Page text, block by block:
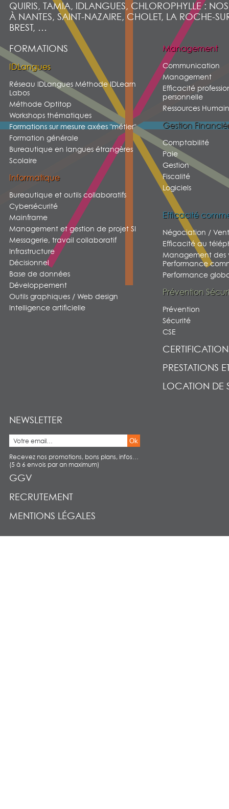
QUIRIS, TAMIA, IDLANGUES, CHLOROPHYLLE :
À NANTES, SAINT-NAZAIRE, CHOLET, LA ROCHE-
BREST, …
FORMATIONS
IDLangues
Réseau IDLangues Méthode IDLearn
Labos
Méthode Optitop
Workshops thématiques
Formations sur mesure axées "métier"
Formation générale
Bureautique en langues étrangères
Scolaire
Informatique
Bureautique et outils collaboratifs
Cybersécurité
Mainframe
Management et gestion de projet SI
Messagerie, travail collaboratif
Infrastructure
Décisionnel
Base de données
Développement
Outils graphiques / Web design
Intelligence artificielle
Management
Communication
Management
Efficacité
personnelle
Ressources
Gestion
Comptabilité
Paie
Gestion
Fiscalité
Logiciels
Efficacité
Négociation /
Efficacité au
Management des
Performance
Performance
Prévention
Prévention
Sécurité
CSE
PRESTATIONS
LOCATION DE
NEWSLETTER
Ok
Recevez nos promotions, bons plans, infos…
(5 à 6 envois par an maximum)
RECRUTEMENT
MENTIONS LÉGALES
GGV